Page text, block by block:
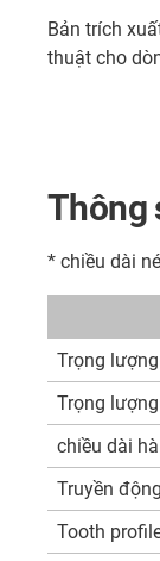
Bản trích
thuật cho
Thông
* chiều dài
Trọng
Trọng
chiều dài
Truyền
Tooth